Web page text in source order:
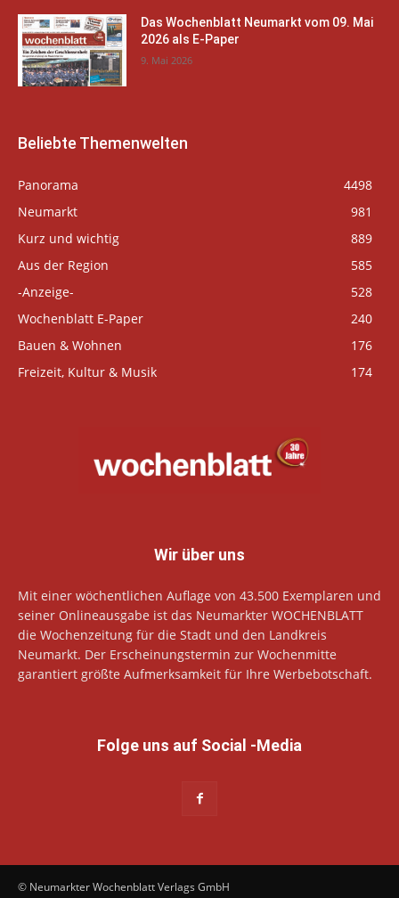
Das Wochenblatt Neumarkt vom 09. Mai
2026 als E-Paper
9. Mai 2026
Beliebte Themenwelten
Panorama
4498
Neumarkt
981
Kurz und wichtig
889
Aus der Region
585
-Anzeige-
528
Wochenblatt E-Paper
240
Bauen & Wohnen
176
Freizeit, Kultur & Musik
174
Wir über uns
Mit einer wöchentlichen Auflage von 43.500 Exemplaren und
seiner Onlineausgabe ist das Neumarkter WOCHENBLATT
die Wochenzeitung für die Stadt und den Landkreis
Neumarkt. Der Erscheinungstermin zur Wochenmitte
garantiert größte Aufmerksamkeit für Ihre Werbebotschaft.
Folge uns auf Social -Media
© Neumarkter Wochenblatt Verlags GmbH